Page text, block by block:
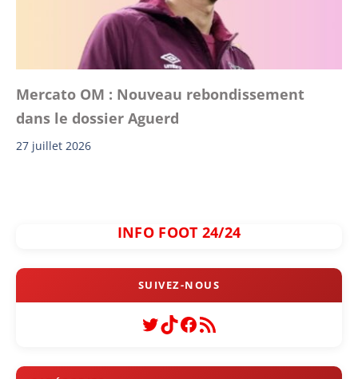
Mercato OM : Nouveau rebondissement
dans le dossier Aguerd
27 juillet 2026
INFO FOOT 24/24
Twitter
TikTok
Facebook
Flux RSS